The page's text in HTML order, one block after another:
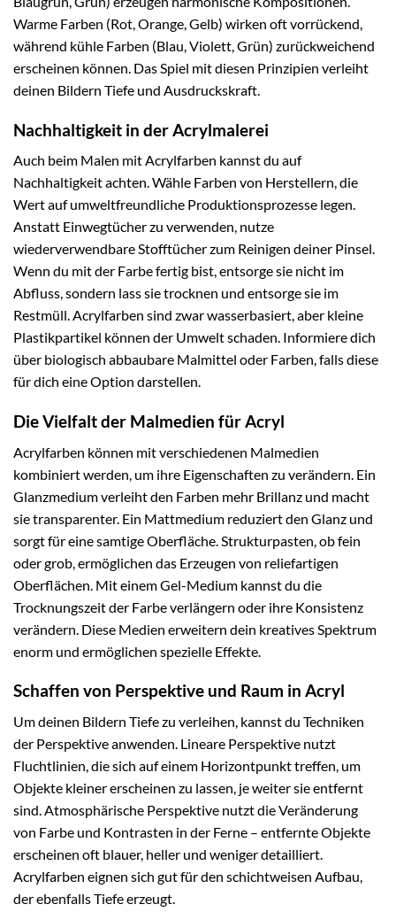
Warme Farben (Rot, Orange, Gelb) wirken oft vorrückend,
während kühle Farben (Blau, Violett, Grün) zurückweichend
erscheinen können. Das Spiel mit diesen Prinzipien verleiht
deinen Bildern Tiefe und Ausdruckskraft.
Nachhaltigkeit in der Acrylmalerei
Auch beim Malen mit Acrylfarben kannst du auf
Nachhaltigkeit achten. Wähle Farben von Herstellern, die
Wert auf umweltfreundliche Produktionsprozesse legen.
Anstatt Einwegtücher zu verwenden, nutze
wiederverwendbare Stofftücher zum Reinigen deiner Pinsel.
Wenn du mit der Farbe fertig bist, entsorge sie nicht im
Abfluss, sondern lass sie trocknen und entsorge sie im
Restmüll. Acrylfarben sind zwar wasserbasiert, aber kleine
Plastikpartikel können der Umwelt schaden. Informiere dich
über biologisch abbaubare Malmittel oder Farben, falls diese
für dich eine Option darstellen.
Die Vielfalt der Malmedien für Acryl
Acrylfarben können mit verschiedenen Malmedien
kombiniert werden, um ihre Eigenschaften zu verändern. Ein
Glanzmedium verleiht den Farben mehr Brillanz und macht
sie transparenter. Ein Mattmedium reduziert den Glanz und
sorgt für eine samtige Oberfläche. Strukturpasten, ob fein
oder grob, ermöglichen das Erzeugen von reliefartigen
Oberflächen. Mit einem Gel-Medium kannst du die
Trocknungszeit der Farbe verlängern oder ihre Konsistenz
verändern. Diese Medien erweitern dein kreatives Spektrum
enorm und ermöglichen spezielle Effekte.
Schaffen von Perspektive und Raum in Acryl
Um deinen Bildern Tiefe zu verleihen, kannst du Techniken
der Perspektive anwenden. Lineare Perspektive nutzt
Fluchtlinien, die sich auf einem Horizontpunkt treffen, um
Objekte kleiner erscheinen zu lassen, je weiter sie entfernt
sind. Atmosphärische Perspektive nutzt die Veränderung
von Farbe und Kontrasten in der Ferne – entfernte Objekte
erscheinen oft blauer, heller und weniger detailliert.
Acrylfarben eignen sich gut für den schichtweisen Aufbau,
der ebenfalls Tiefe erzeugt.